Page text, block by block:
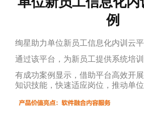
例
绚星助力单位新员工信息化内训云
通过该平台，为新员工提供系统培
有成功案例显示，借助平台高效开
知识技能，快速适应岗位，推动单